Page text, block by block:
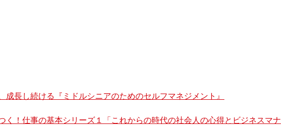
成長し続ける『ミドルシニアのためのセルフマネジメント』
く！仕事の基本シリーズ１「これからの時代の社会人の心得とビジネスマナ